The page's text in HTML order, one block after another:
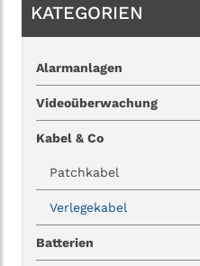
KATEGORIEN
Alarmanlagen
Videoüberwachung
Kabel & Co
Patchkabel
Verlegekabel
Batterien